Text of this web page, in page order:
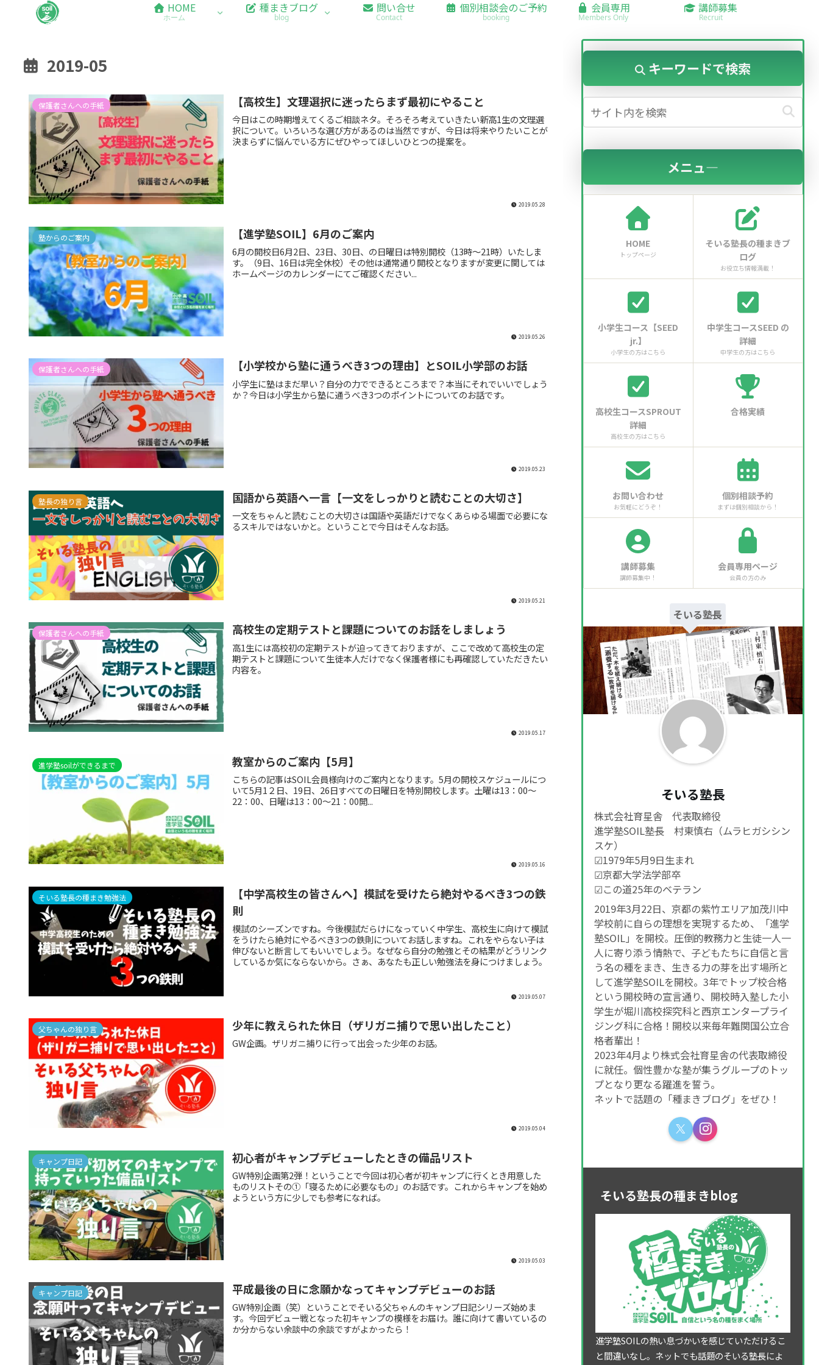
HOME
ホーム
種まきブログ
blog
問い合せ
Contact
個別相談会のご予約
booking
会員専用
Members Only
講師募集
Recruit
2019-05
保護者さんへの手紙 【高校生】文理選択に迷ったらまず最初にやること
今日はこの時期増えてくるご相談ネタ。そろそろ考えていきたい新高1生の文理選
択について。いろいろな選び方があるのは当然ですが、今日は将来やりたいことが
決まらずに悩んでいる方にぜひやってほしいひとつの提案を。
2019.05.28
塾からのご案内 【進学塾SOIL】6月のご案内
6月の開校日6月2日、23日、30日、の日曜日は特別開校（13時～21時）いたしま
す。（9日、16日は完全休校）その他は通常通り開校となりますが変更に関しては
ホームページのカレンダーにてご確認ください...
2019.05.26
保護者さんへの手紙 【小学校から塾に通うべき3つの理由】とSOIL小学部のお話
小学生に塾はまだ早い？自分の力でできるところまで？本当にそれでいいでしょう
か？今日は小学生から塾に通うべき3つのポイントについてのお話です。
2019.05.23
塾長の独り言 国語から英語へ一言【一文をしっかりと読むことの大切さ】
一文をちゃんと読むことの大切さは国語や英語だけでなくあらゆる場面で必要にな
るスキルではないかと。ということで今日はそんなお話。
2019.05.21
保護者さんへの手紙 高校生の定期テストと課題についてのお話をしましょう
高1生には高校初の定期テストが迫ってきておりますが、ここで改めて高校生の定
期テストと課題について生徒本人だけでなく保護者様にも再確認していただきたい
内容を。
2019.05.17
進学塾soilができるまで 教室からのご案内【5月】
こちらの記事はSOIL会員様向けのご案内となります。5月の開校スケジュールにつ
いて5月1２日、19日、26日すべての日曜日を特別開校します。土曜は13：00～
22：00、日曜は13：00～21：00開...
2019.05.16
そいる塾長の種まき勉強法
【中学高校生の皆さんへ】模試を受けたら絶対やるべき3つの鉄
則
模試のシーズンですね。今後模試だらけになっていく中学生、高校生に向けて模試
をうけたら絶対にやるべき3つの鉄則についてお話しますね。これをやらない子は
伸びないと断言してもいいでしょう。なぜなら自分の勉強とその結果がどうリンク
しているか気にならないから。さぁ、あなたも正しい勉強法を身につけましょう。
2019.05.07
父ちゃんの独り言 少年に教えられた休日（ザリガニ捕りで思い出したこと）
GW企画。ザリガニ捕りに行って出会った少年のお話。
2019.05.04
キャンプ日記 初心者がキャンプデビューしたときの備品リスト
GW特別企画第2弾！ということで今回は初心者が初キャンプに行くとき用意した
ものリストその①「寝るために必要なもの」のお話です。これからキャンプを始め
ようという方に少しでも参考になれば。
2019.05.03
キャンプ日記 平成最後の日に念願かなってキャンプデビューのお話
GW特別企画（笑）ということでそいる父ちゃんのキャンプ日記シリーズ始めま
す。今回デビュー戦となった初キャンプの模様をお届け。誰に向けて書いているの
か分からない余談中の余談ですがよかったら！
キーワードで検索
メニュ―
HOME
トップページ
そいる塾長の種まきブ
ログ
お役立ち情報満載！
小学生コース【SEED
jr.】
小学生の方はこちら
中学生コースSEED の
詳細
中学生の方はこちら
高校生コースSPROUT
詳細
高校生の方はこちら
合格実績
お問い合わせ
お気軽にどうぞ！
個別相談予約
まずは個別相談から！
講師募集
講師募集中！
会員専用ページ
会員の方のみ
そいる塾長
そいる塾長
株式会社育星舎 代表取締役
進学塾SOIL塾長 村東慎右（ムラヒガシシン
スケ）
☑1979年5月9日生まれ
☑京都大学法学部卒
☑この道25年のベテラン
2019年3月22日、京都の紫竹エリア加茂川中
学校前に自らの理想を実現するため、「進学
塾SOIL」を開校。圧倒的教務力と生徒一人一
人に寄り添う情熱で、子どもたちに自信と言
う名の種をまき、生きる力の芽を出す場所と
して進学塾SOILを開校。3年でトップ校合格
という開校時の宣言通り、開校時入塾した小
学生が堀川高校探究科と西京エンタープライ
ジング科に合格！開校以来毎年難関国公立合
格者輩出！
2023年4月より株式会社育星舎の代表取締役
に就任。個性豊かな塾が集うグループのトッ
プとなり更なる躍進を誓う。
ネットで話題の「種まきブログ」をぜひ！
そいる塾長の種まきblog
進学塾SOILの熱い息づかいを感じていただけるこ
と間違いなし。ネットでも話題のそいる塾長によ